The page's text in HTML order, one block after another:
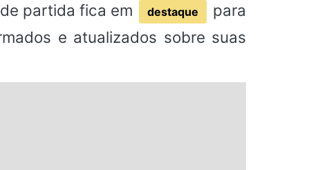
partida fica em
destaque
para
e atualizados sobre suas